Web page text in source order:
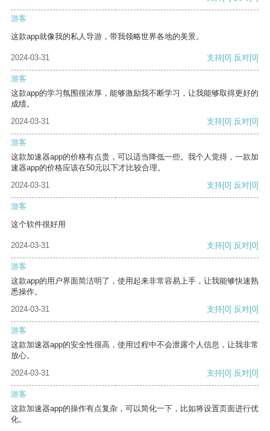
游客
这款app就像我的私人导游，带我领略世界各地的美景。
2024-03-31 支持[0] 反对[0]
游客
这款app的学习氛围很浓厚，能够激励我不断学习，让我能够取得更好的
成绩。
2024-03-31
支持[0] 反对[0]
游客
这款加速器app的价格有点贵，可以适当降低一些。我个人觉得，一款加
速器app的价格应该在50元以下才比较合理。
2024-03-31
支持[0] 反对[0]
游客
这个软件很好用
2024-03-31 支持[0] 反对[0]
游客
这款app的用户界面简洁明了，使用起来非常容易上手，让我能够快速熟
悉操作。
2024-03-31
支持[0] 反对[0]
游客
这款加速器app的安全性很高，使用过程中不会泄露个人信息，让我非常
放心。
2024-03-31
支持[0] 反对[0]
游客
这款加速器app的操作有点复杂，可以简化一下，比如将设置页面进行优
化。